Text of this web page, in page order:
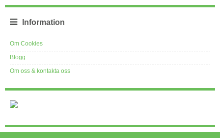
Information
Om Cookies
Blogg
Om oss & kontakta oss